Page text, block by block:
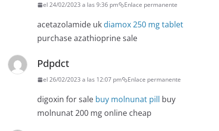
el 24/02/2023 a las 9:36 pm Enlace permanente
acetazolamide uk diamox 250 mg tablet
purchase azathioprine sale
Pdpdct
el 26/02/2023 a las 12:07 pm Enlace permanente
digoxin for sale buy molnunat pill buy
molnunat 200 mg online cheap